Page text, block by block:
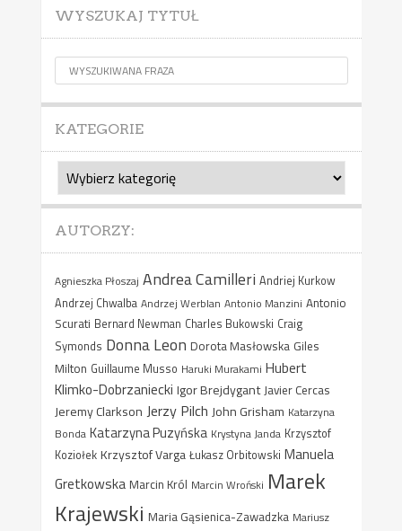
WYSZUKAJ TYTUŁ
KATEGORIE
Kategorie
AUTORZY:
Agnieszka Płoszaj Andrea Camilleri Andriej Kurkow
Andrzej Chwalba Andrzej Werblan Antonio Manzini Antonio
Scurati Bernard Newman Charles Bukowski Craig
Symonds Donna Leon Dorota Masłowska Giles
Milton Guillaume Musso Haruki Murakami Hubert
Klimko-Dobrzaniecki Igor Brejdygant Javier Cercas
Jeremy Clarkson Jerzy Pilch John Grisham Katarzyna
Bonda Katarzyna Puzyńska Krystyna Janda Krzysztof
Koziołek Krzysztof Varga Łukasz Orbitowski Manuela
Gretkowska Marcin Król Marcin Wroński Marek
Krajewski Maria Gąsienica-Zawadzka Mariusz